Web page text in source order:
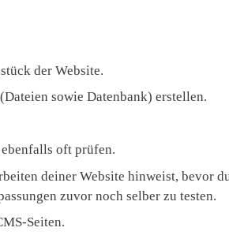
der Website.
sowie Datenbank) erstellen.
oft prüfen.
deiner Website hinweist, bevor
zuvor noch selber zu testen.
Seiten.